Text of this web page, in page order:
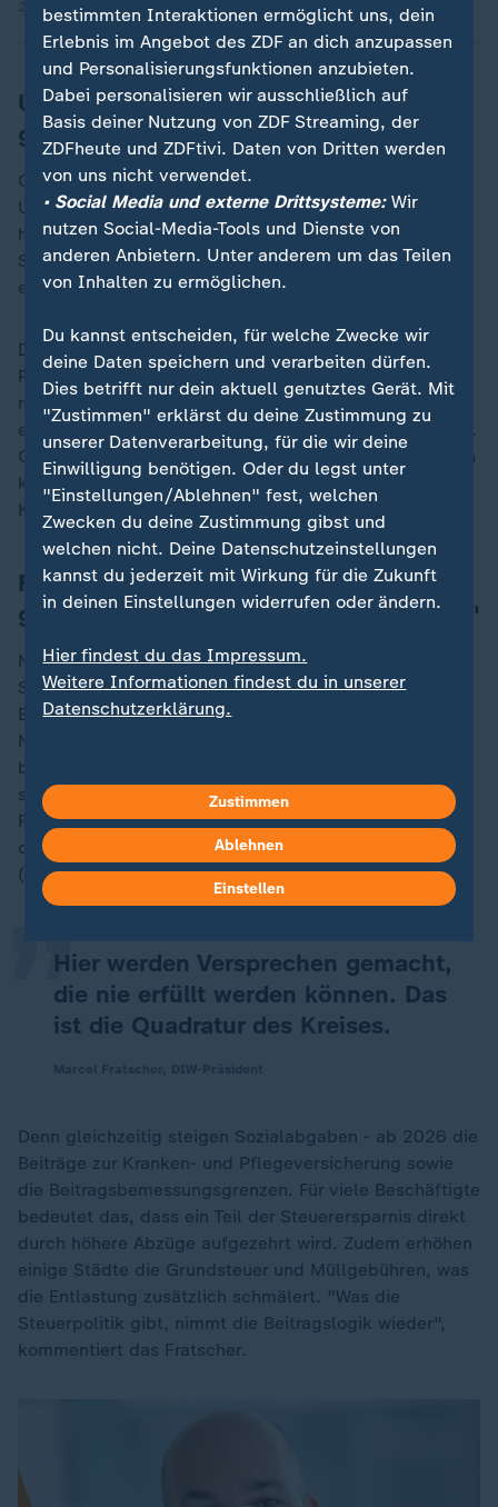
23.10.2025 | 5:05 min
Umfrage: Einkommensteuer hat den
größten Reformbedarf
Geht es nach den im Jahresmonitor befragten
Unternehmen, stehen ohnehin zwei andere Steuern
höher im Kurs. Befragt nach einer Option für eine
Steuerreform nennen rund 70 Prozent aller Befragten
eine Senkung der Einkommensteuer.
Dies sowohl mit Blick auf die eigenen Gewinne (für
Personengesellschaften ist die Einkommensteuer die
relevanteste Steuer) als auch mit Blick auf die zu
entrichtende Lohnsteuer - ein erheblicher Kostenfaktor.
Gefolgt von der Senkung der Stromsteuer, erst danach
käme der Wunsch, die geplante Reduzierung der
Körperschaftssteuer vorzuziehen.
Fratscher: "Werden Versprechen
gemacht, die nie erfüllt werden können"
Nicht unerwähnt bleiben sollte, dass das
Steueränderungsgesetz ab kommenden Jahr auch
Entlastungen für die Beschäftigten vorsieht. Als "mehr
Netto vom Brutto" hat das die Bundesregierung
bezeichnet. Pendlerpauschale rauf, Überstunden
steuerfrei, höhere Freibeträge fürs Ehrenamt. Doch die
Realität ist komplizierter. Marcel Fratscher, Präsident
des Deutschen Instituts für Wirtschaftsforschung
(DIW), warnt:
Hier werden Versprechen gemacht,
die nie erfüllt werden können. Das
ist die Quadratur des Kreises.
„
Denn gleichzeitig steigen Sozialabgaben - ab 2026 die
Beiträge zur Kranken- und Pflegeversicherung sowie
die Beitragsbemessungsgrenzen. Für viele Beschäftigte
bedeutet das, dass ein Teil der Steuerersparnis direkt
durch höhere Abzüge aufgezehrt wird. Zudem erhöhen
einige Städte die Grundsteuer und Müllgebühren, was
die Entlastung zusätzlich schmälert. "Was die
Steuerpolitik gibt, nimmt die Beitragslogik wieder",
kommentiert das Fratscher.
bestimmten Interaktionen ermöglicht uns, dein
Erlebnis im Angebot des ZDF an dich anzupassen
und Personalisierungsfunktionen anzubieten.
Dabei personalisieren wir ausschließlich auf
Basis deiner Nutzung von ZDF Streaming, der
ZDFheute und ZDFtivi. Daten von Dritten werden
von uns nicht verwendet.
• Social Media und externe Drittsysteme:Wir
nutzen Social-Media-Tools und Dienste von
anderen Anbietern. Unter anderem um das Teilen
von Inhalten zu ermöglichen.
Du kannst entscheiden, für welche Zwecke wir
deine Daten speichern und verarbeiten dürfen.
Dies betrifft nur dein aktuell genutztes Gerät. Mit
"Zustimmen" erklärst du deine Zustimmung zu
unserer Datenverarbeitung, für die wir deine
Einwilligung benötigen. Oder du legst unter
"Einstellungen/Ablehnen" fest, welchen
Zwecken du deine Zustimmung gibst und
welchen nicht. Deine Datenschutzeinstellungen
kannst du jederzeit mit Wirkung für die Zukunft
in deinen Einstellungen widerrufen oder ändern.
Hier findest du das Impressum.
Weitere Informationen findest du in unserer
Datenschutzerklärung.
Zustimmen
Ablehnen
Einstellen